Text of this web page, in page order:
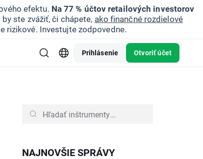
efektu. Na 77 % účtov retailových investorov
by ste zvážiť, či chápete, ako finančné rozdielové
rizikové. Investujte zodpovedne.
Prihlásenie Otvoriť účet
NAJNOVŠIE SPRÁVY